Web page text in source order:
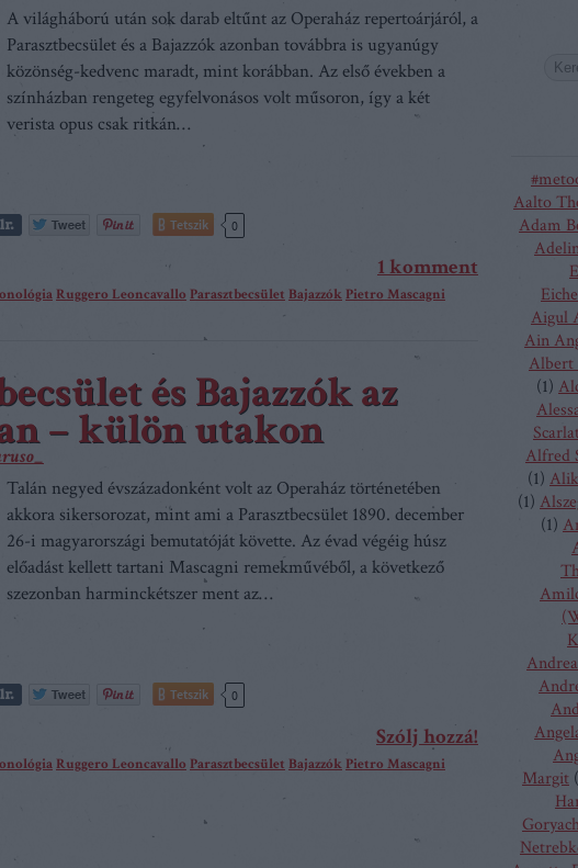
A világháború után sok darab eltűnt az Operaház repertoárjáról, a
Parasztbecsület és a Bajazzók azonban továbbra is ugyanúgy
közönség-kedvenc maradt, mint korábban. Az első években a
színházban rengeteg egyfelvonásos volt műsoron, így a két
verista opus csak ritkán…
Tetszik 0
1komment
Ruggero Leoncavallo Parasztbecsület Bajazzók Pietro Mascagni
és Bajazzók az
– külön utakon
Talán negyed évszázadonként volt az Operaház történetében
akkora sikersorozat, mint ami a Parasztbecsület 1890. december
26-i magyarországi bemutatóját követte. Az évad végéig húsz
előadást kellett tartani Mascagni remekművéből, a következő
szezonban harminckétszer ment az…
Tetszik 0
Szólj hozzá!
Ruggero Leoncavallo Parasztbecsület Bajazzók Pietro Mascagni
Aalto
Adam
Aigul
Ain
Albert
(1)
Alfred
(1)
(1)
(1)
Margit (